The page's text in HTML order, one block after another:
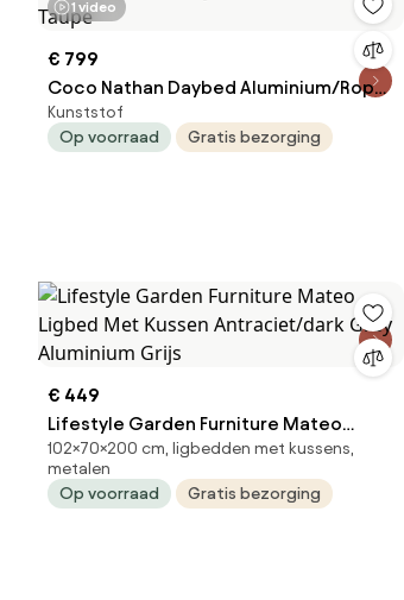
1 video
€ 799
Coco Nathan Daybed Aluminium/Rope
Taupe
Kunststof
Op voorraad
Gratis bezorging
€ 449
Lifestyle Garden Furniture Mateo
Ligbed Met Kussen Antraciet/dark
Grey Aluminium Grijs
102×70×200 cm, ligbedden met kussens,
metalen
Op voorraad
Gratis bezorging